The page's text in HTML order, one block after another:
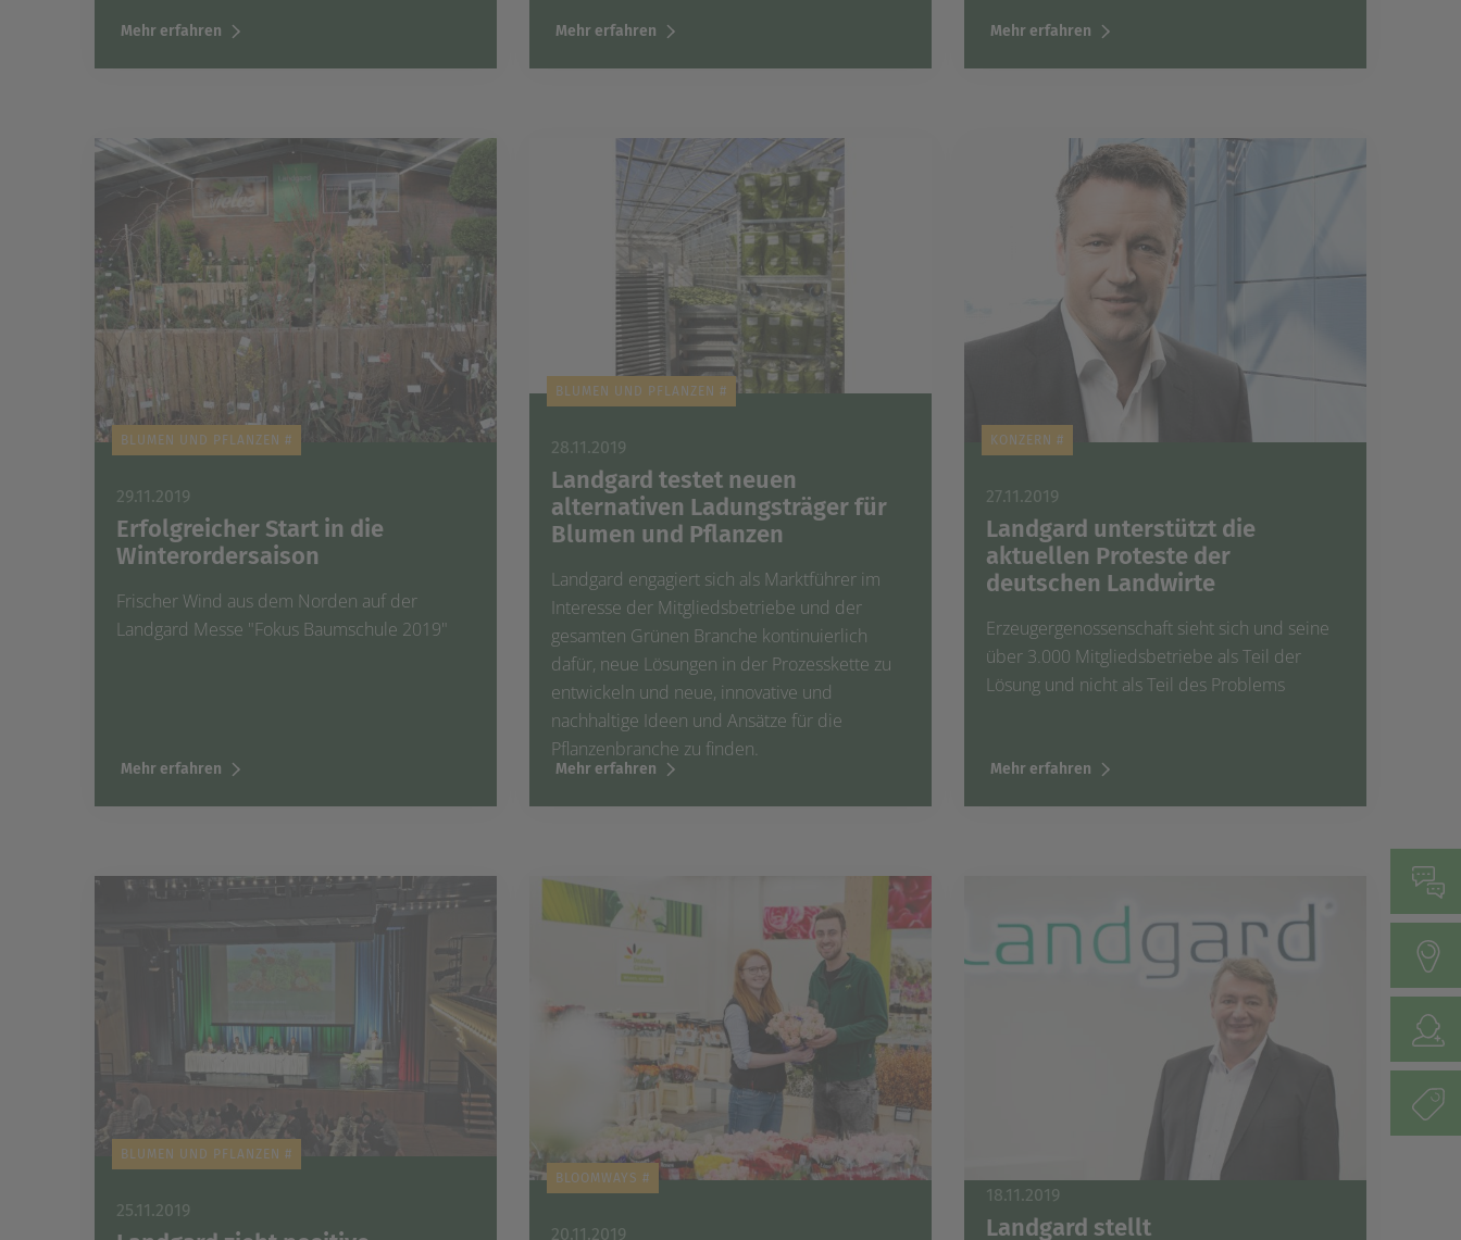
Mehr erfahren Mehr erfahren Mehr erfahren
BLUMEN UND PFLANZEN #
29.11.2019
Erfolgreicher Start in die
Winterordersaison
Frischer Wind aus dem Norden auf der
Landgard Messe "Fokus Baumschule 2019"
Mehr erfahren
BLUMEN UND PFLANZEN #
28.11.2019
Landgard testet neuen
alternativen Ladungsträger für
Blumen und Pflanzen
Landgard engagiert sich als Marktführer im
Interesse der Mitgliedsbetriebe und der
gesamten Grünen Branche kontinuierlich
dafür, neue Lösungen in der Prozesskette zu
entwickeln und neue, innovative und
nachhaltige Ideen und Ansätze für die
Pflanzenbranche zu finden.
Mehr erfahren
KONZERN #
27.11.2019
Landgard unterstützt die
aktuellen Proteste der
deutschen Landwirte
Erzeugergenossenschaft sieht sich und seine
über 3.000 Mitgliedsbetriebe als Teil der
Lösung und nicht als Teil des Problems
Mehr erfahren
BLUMEN UND PFLANZEN #
25.11.2019
BLOOMWAYS #
20.11.2019
18.11.2019
Landgard stellt